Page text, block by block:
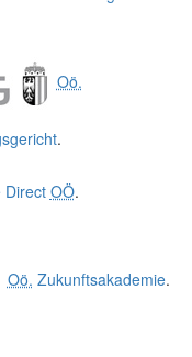
Oö.
.
Direct OÖ.
Oö. Zukunftsakademie.